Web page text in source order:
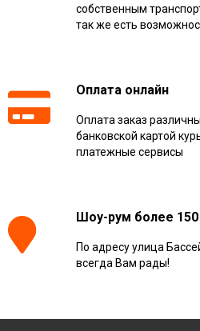
собственным
так же есть
Оплата онлайн
Оплата заказ
банковской картой
платежные сервисы
Шоу-рум более
По адресу улица
всегда Вам рады!